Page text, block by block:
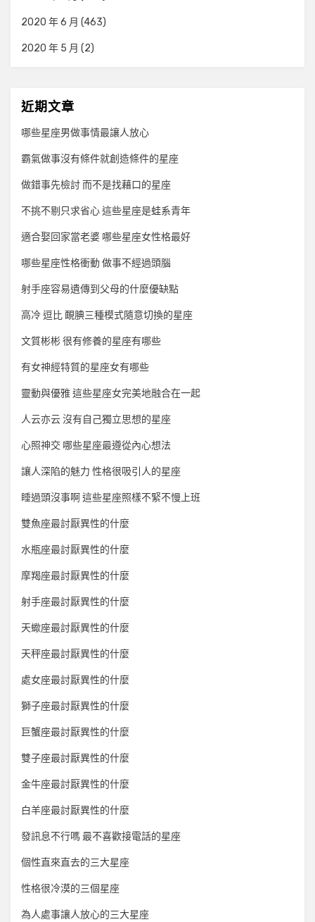
2020 年 6 月 (463)
2020 年 5 月 (2)
近期文章
哪些星座男做事情最讓人放心
霸氣做事沒有條件就創造條件的星座
做錯事先檢討 而不是找藉口的星座
不挑不剔只求省心 這些星座是蛙系青年
適合娶回家當老婆 哪些星座女性格最好
哪些星座性格衝動 做事不經過頭腦
射手座容易遺傳到父母的什麼優缺點
高冷 逗比 靦腆三種模式隨意切換的星座
文質彬彬 很有修養的星座有哪些
有女神經特質的星座女有哪些
靈動與優雅 這些星座女完美地融合在一起
人云亦云 沒有自己獨立思想的星座
心照神交 哪些星座最遵從內心想法
讓人深陷的魅力 性格很吸引人的星座
睡過頭沒事啊 這些星座照樣不緊不慢上班
雙魚座最討厭異性的什麼
水瓶座最討厭異性的什麼
摩羯座最討厭異性的什麼
射手座最討厭異性的什麼
天蠍座最討厭異性的什麼
天秤座最討厭異性的什麼
處女座最討厭異性的什麼
獅子座最討厭異性的什麼
巨蟹座最討厭異性的什麼
雙子座最討厭異性的什麼
金牛座最討厭異性的什麼
白羊座最討厭異性的什麼
發訊息不行嗎 最不喜歡接電話的星座
個性直來直去的三大星座
性格很冷漠的三個星座
為人處事讓人放心的三大星座